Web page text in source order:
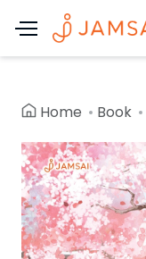
Home Book